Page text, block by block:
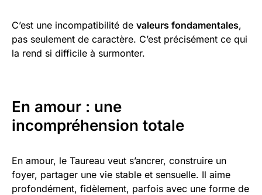
C’est une incompatibilité de valeurs fondamentales,
pas seulement de caractère. C’est précisément ce qui
la rend si difficile à surmonter.
En amour : une
incompréhension totale
En amour, le Taureau veut s’ancrer, construire un
foyer, partager une vie stable et sensuelle. Il aime
profondément, fidèlement, parfois avec une forme de